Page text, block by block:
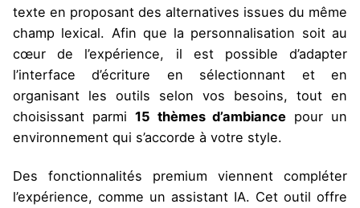
texte en proposant des alternatives issues du même
champ lexical. Afin que la personnalisation soit au
cœur de l’expérience, il est possible d’adapter
l’interface d’écriture en sélectionnant et en
organisant les outils selon vos besoins, tout en
choisissant parmi 15 thèmes d’ambiance pour un
environnement qui s’accorde à votre style.
Des fonctionnalités premium viennent compléter
l’expérience, comme un assistant IA. Cet outil offre